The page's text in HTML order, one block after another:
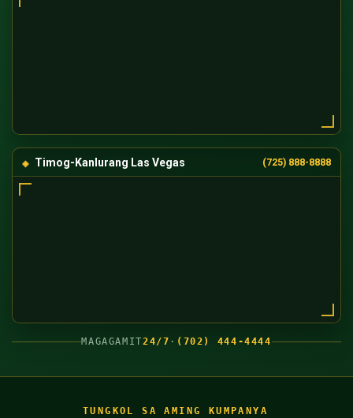
Timog-Kanlurang Las Vegas (725) 888-8888
MAGAGAMIT24/7 · (702) 444-4444
TUNGKOL SA AMING KUMPANYA